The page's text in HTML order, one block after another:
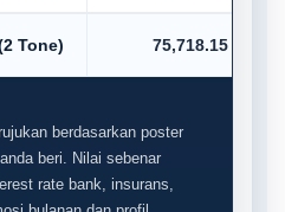
Tone) 75,718.15
berdasarkan poster
beri. Nilai sebenar
rate bank, insurans,